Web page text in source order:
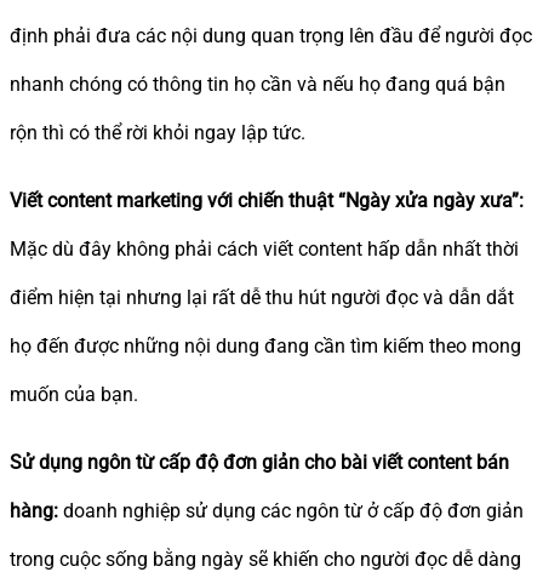
định phải đưa các nội dung quan trọng lên đầu để người đọc
nhanh chóng có thông tin họ cần và nếu họ đang quá bận
rộn thì có thể rời khỏi ngay lập tức.
Viết content marketing với chiến thuật “Ngày xửa ngày xưa”:
Mặc dù đây không phải cách viết content hấp dẫn nhất thời
điểm hiện tại nhưng lại rất dễ thu hút người đọc và dẫn dắt
họ đến được những nội dung đang cần tìm kiếm theo mong
muốn của bạn.
Sử dụng ngôn từ cấp độ đơn giản cho bài viết content bán
hàng: doanh nghiệp sử dụng các ngôn từ ở cấp độ đơn giản
trong cuộc sống bằng ngày sẽ khiến cho người đọc dễ dàng